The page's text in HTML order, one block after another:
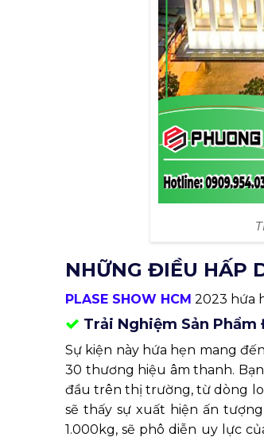
NHỮNG ĐIỀU HẤP
PLASE SHOW HCM 2023 hứa
Trải Nghiệm Sản Phẩm
Sự kiện này hứa hẹn mang
30 thương hiệu âm thanh.
đầu trên thị trường, từ dòng
sẽ thấy sự xuất hiện ấn
1.000kg, sẽ phô diễn uy lực